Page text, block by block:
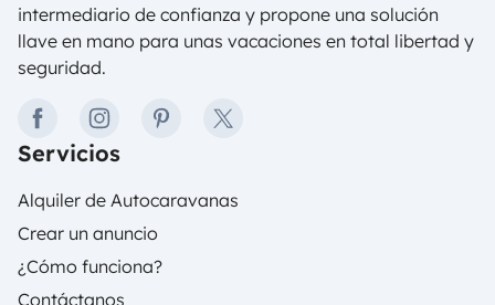
intermediario de confianza y propone una solución
llave en mano para unas vacaciones en total libertad y
seguridad.
facebookinstagrampinteresttwitter
Servicios
Alquiler de Autocaravanas
Crear un anuncio
¿Cómo funciona?
Contáctanos